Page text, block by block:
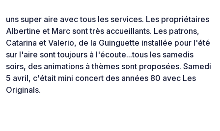
uns super aire avec tous les services. Les propriétaires
Albertine et Marc sont très accueillants. Les patrons,
Catarina et Valerio, de la Guinguette installée pour l'été
sur l'aire sont toujours à l'écoute...tous les samedis
soirs, des animations à thèmes sont proposées. Samedi
5 avril, c'était mini concert des années 80 avec Les
Originals.